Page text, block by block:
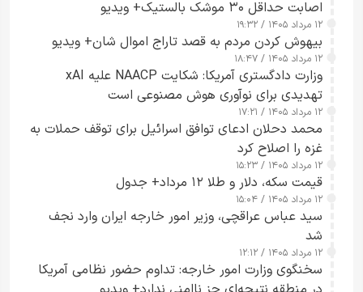
اصابت حداقل ۳۰ موشک بالستیک+ ویدیو
۱۲ مرداد ۱۴۰۵ / ۱۹:۳۲
بیهوش کردن مردم به قصد تاراج اموال شان+ ویدیو
۱۲ مرداد ۱۴۰۵ / ۱۸:۴۷
وزارت دادگستری آمریکا: شکایت NAACP علیه xAI
تهدیدی برای نوآوری هوش مصنوعی است
۱۲ مرداد ۱۴۰۵ / ۱۷:۲۱
محمد دحلان ادعای توافق اسرائیل برای توقف حملات به
غزه را اصلاح کرد
۱۲ مرداد ۱۴۰۵ / ۱۵:۲۳
قیمت سکه، دلار و طلا ۱۲ مرداد+ جدول
۱۲ مرداد ۱۴۰۵ / ۱۵:۰۴
سید عباس عراقچی، وزیر امور خارجه ایران وارد نجف
شد
۱۲ مرداد ۱۴۰۵ / ۱۲:۱۲
سخنگوی وزارت امور خارجه: تداوم حضور نظامی آمریکا